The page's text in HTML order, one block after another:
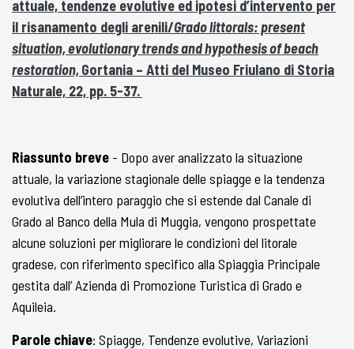
attuale, tendenze evolutive ed ipotesi d’intervento per
il risanamento degli arenili/Grado littorals: present
situation, evolutionary trends and hypothesis of beach
restoration,Gortania – Atti del Museo Friulano di Storia
Naturale, 22, pp. 5-37.
Riassunto breve - Dopo aver analizzato la situazione
attuale, la variazione stagionale delle spiagge e la tendenza
evolutiva dell’intero paraggio che si estende dal Canale di
Grado al Banco della Mula di Muggia, vengono prospettate
alcune soluzioni per migliorare le condizioni del litorale
gradese, con riferimento specifico alla Spiaggia Principale
gestita dall’ Azienda di Promozione Turistica di Grado e
Aquileia.
Parole chiave: Spiagge, Tendenze evolutive, Variazioni